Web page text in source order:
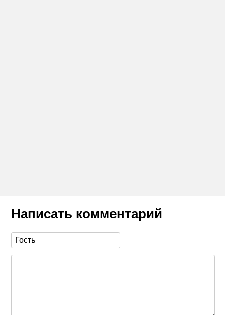
Написать комментарий